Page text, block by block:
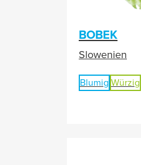
BOBEK
Slowenien
Blumig Würzig